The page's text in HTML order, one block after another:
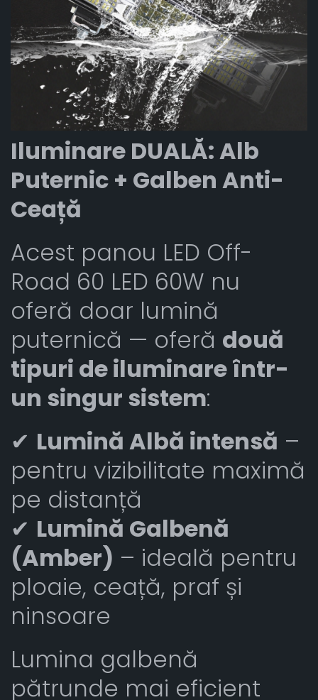
Iluminare DUALĂ: Alb
Puternic + Galben Anti-
Ceață
Acest panou LED Off-
Road 60 LED 60W nu
oferă doar lumină
puternică — oferă două
tipuri de iluminare într-
un singur sistem:
✔ Lumină Albă intensă –
pentru vizibilitate maximă
pe distanță
✔ Lumină Galbenă
(Amber) – ideală pentru
ploaie, ceață, praf și
ninsoare
Lumina galbenă
pătrunde mai eficient